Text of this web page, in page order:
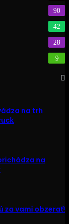
90
42
28
9
na trh
na
za vami obzerať!